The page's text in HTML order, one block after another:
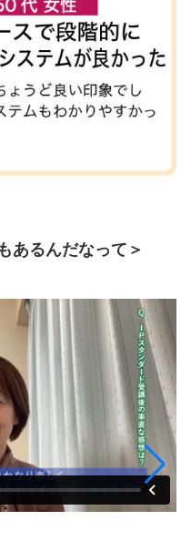
あるんだなって＞